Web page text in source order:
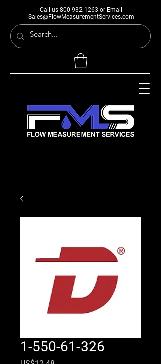
Call us 800-932-1263 or Email
Sales@FlowMeasurementServices.com
1-550-61-326